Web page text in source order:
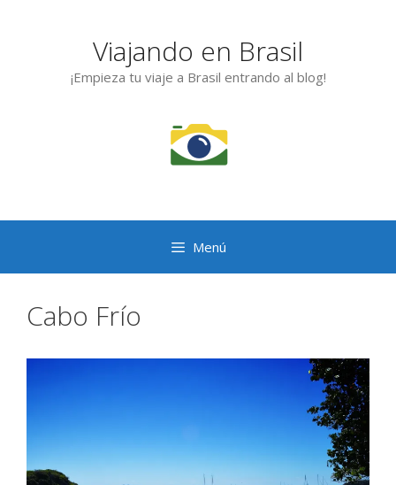
Viajando en Brasil
¡Empieza tu viaje a Brasil entrando al blog!
Menú
Cabo Frío